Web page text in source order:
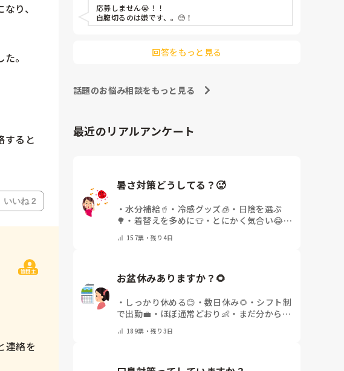
り、
。
すると
いいね 2
質問主
連絡を
応募しません😭！！
自腹切るのは嫌です、。🥺！
回答をもっと見る
話題のお悩み相談をもっと見る
最近のリアルアンケート
暑さ対策どうしてる？🥵
・水分補給🥤 ・ 冷感グッズ🧊 ・ 日陰を選ぶ
🌳 ・ 着替えを多めに👕・ とにかく気合い😂・
157票・残り4日
お盆休みありますか？🌻
・ しっかり休める😊 ・ 数日休み🌻 ・ シフト制
で出勤💼 ・ ほぼ通常どおり👶 ・ まだ分からな
189票・残り3日